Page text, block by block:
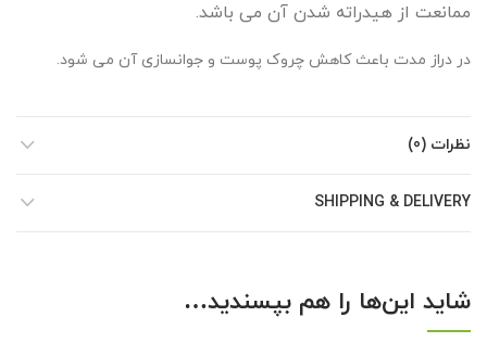
ممانعت از هیدراته شدن آن می باشد.
در دراز مدت باعث کاهش چروک پوست و جوانسازی آن می شود.
نظرات (0)
SHIPPING & DELIVERY
شاید این‌ها را هم بپسندید…